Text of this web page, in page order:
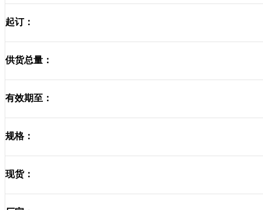
起订：
供货总量：
有效期至：
规格：
现货：